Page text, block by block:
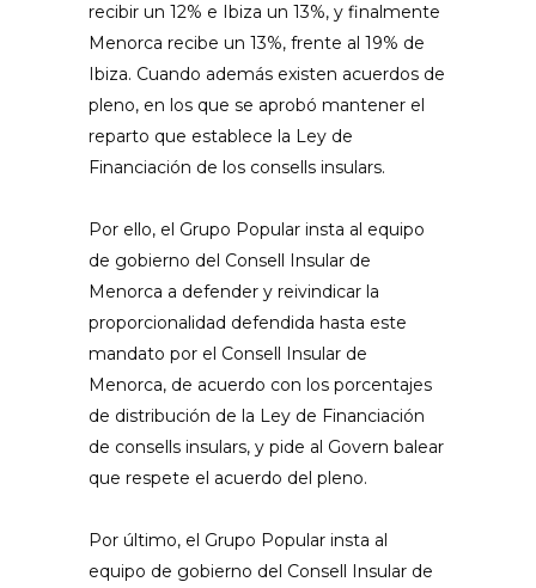
recibir un 12% e Ibiza un 13%, y finalmente
Menorca recibe un 13%, frente al 19% de
Ibiza. Cuando además existen acuerdos de
pleno, en los que se aprobó mantener el
reparto que establece la Ley de
Financiación de los consells insulars.
Por ello, el Grupo Popular insta al equipo
de gobierno del Consell Insular de
Menorca a defender y reivindicar la
proporcionalidad defendida hasta este
mandato por el Consell Insular de
Menorca, de acuerdo con los porcentajes
de distribución de la Ley de Financiación
de consells insulars, y pide al Govern balear
que respete el acuerdo del pleno.
Por último, el Grupo Popular insta al
equipo de gobierno del Consell Insular de